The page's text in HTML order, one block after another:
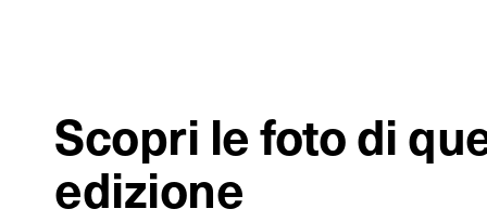
Scopri le foto di
edizione